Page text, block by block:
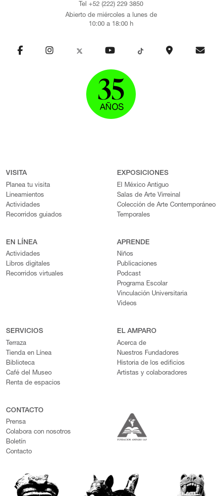
Tel +52 (222) 229 3850
Abierto de miércoles a lunes de
10:00 a 18:00 h
VISITA
Planea tu visita
Lineamientos
Actividades
Recorridos guiados
EXPOSICIONES
El México Antiguo
Salas de Arte Virreinal
Colección de Arte Contemporáneo
Temporales
EN LÍNEA
Actividades
Libros digitales
Recorridos virtuales
APRENDE
Niños
Publicaciones
Podcast
Programa Escolar
Vinculación Universitaria
Videos
SERVICIOS
Terraza
Tienda en Línea
Biblioteca
Café del Museo
Renta de espacios
EL AMPARO
Acerca de
Nuestros Fundadores
Historia de los edificios
Artistas y colaboradores
CONTACTO
Prensa
Colabora con nosotros
Boletín
Contacto